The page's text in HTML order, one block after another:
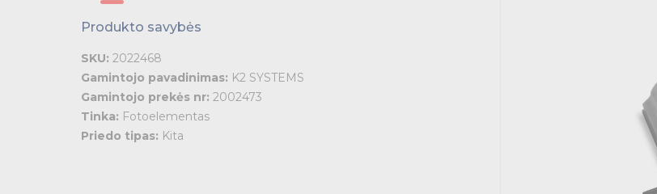
Produkto savybės
SKU: 2022468
Gamintojo pavadinimas: K2 SYSTEMS
Gamintojo prekės nr: 2002473
Tinka: Fotoelementas
Priedo tipas: Kita